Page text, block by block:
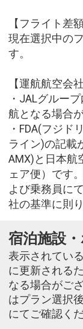
【フライト差
現在選択中の
す。
【運航航空会社
・JALグルー
航となる場合
・FDA(フジド
ライン)の記載
AMX)と日本航
ェア便）です
よび乗務員に
社の基準に則り
宿泊施設
表示されてい
に更新される
なる場合がご
はプラン選択
にてご確認くだ